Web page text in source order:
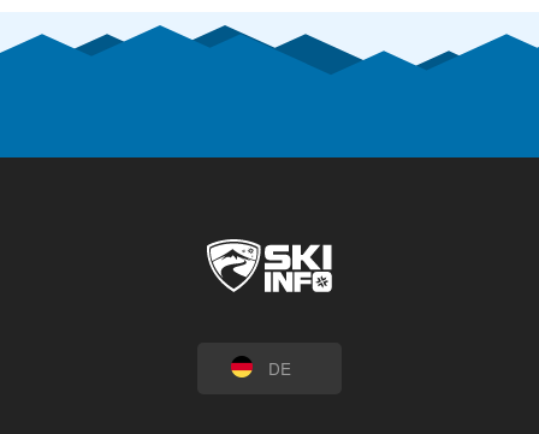
DE